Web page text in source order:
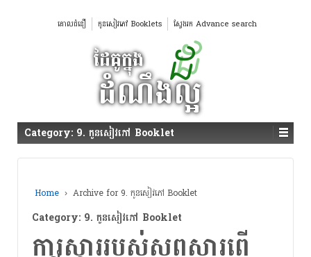
គោលជំនឿ កូនសៀវភៅ Booklets ស្វែងរក Advance search
Category: 9. កូនសៀវភៅ Booklet
Home › Archive for 9. កូនសៀវភៅ Booklet
Category: 9. កូនសៀវភៅ Booklet